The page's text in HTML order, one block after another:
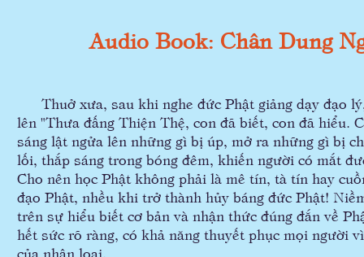
Audio Book: Chân Dung
Thuở xưa, sau khi nghe đức Phật giảng dạy đạo
lên "Thưa đấng Thiện Thệ, con đã biết, con đã hiểu.
sáng lật ngửa lên những gì bị úp, mở ra những gì bị
lối, thắp sáng trong bóng đêm, khiến người có mắt
Cho nên học Phật không phải là mê tín, tà tín hay
đạo Phật, nhều khi trở thành hủy báng đức Phật!
trên sự hiểu biết cơ bản và nhận thức đúng đắn về
hết sức rõ ràng, có khả năng thuyết phục mọi người
của nhân loại.